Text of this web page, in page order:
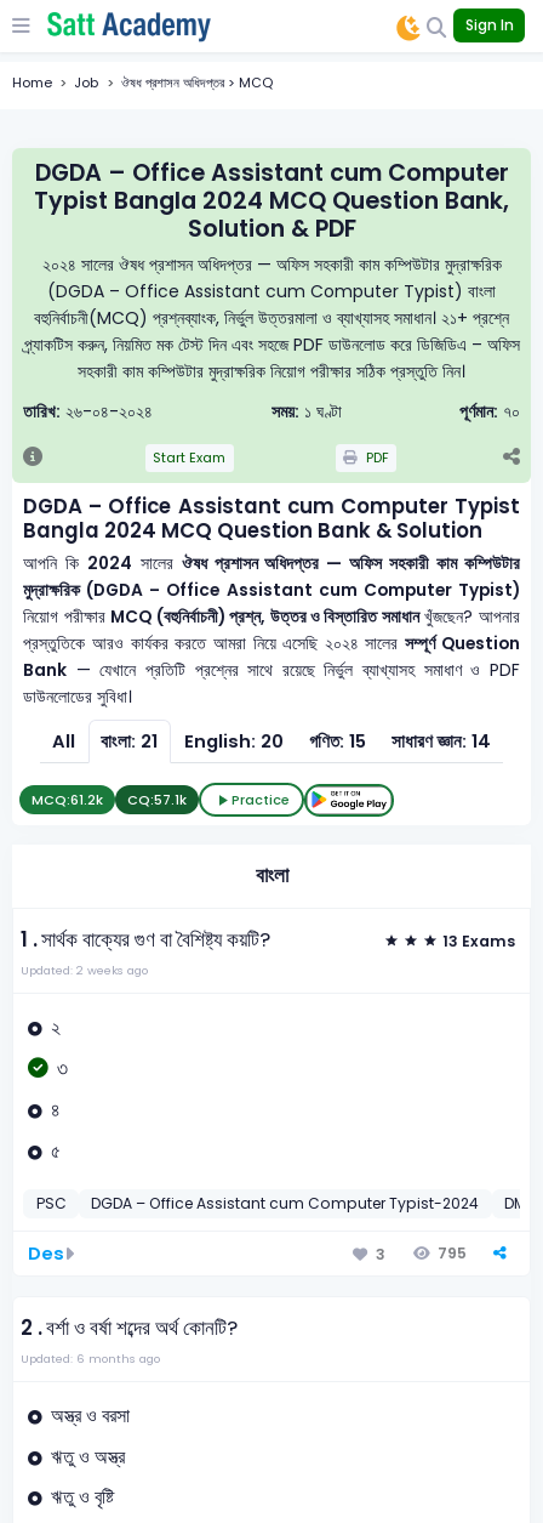
Sign In
Home Job ঔষধ প্রশাসন অধিদপ্তর > MCQ
DGDA – Office Assistant cum Computer
Typist Bangla 2024 MCQ Question Bank,
Solution & PDF
২০২৪ সালের ঔষধ প্রশাসন অধিদপ্তর — অফিস সহকারী কাম কম্পিউটার মুদ্রাক্ষরিক
(DGDA – Office Assistant cum Computer Typist) বাংলা
বহুনির্বাচনী(MCQ) প্রশ্নব্যাংক, নির্ভুল উত্তরমালা ও ব্যাখ্যাসহ সমাধান। ২১+ প্রশ্নে
প্র্যাকটিস করুন, নিয়মিত মক টেস্ট দিন এবং সহজে PDF ডাউনলোড করে ডিজিডিএ – অফিস
সহকারী কাম কম্পিউটার মুদ্রাক্ষরিক নিয়োগ পরীক্ষার সঠিক প্রস্তুতি নিন।
তারিখ: ২৬-০৪-২০২৪ সময়: ১ ঘণ্টা পূর্ণমান: ৭০
Start Exam PDF
DGDA – Office Assistant cum Computer Typist
Bangla 2024 MCQ Question Bank & Solution
আপনি কি 2024 সালের ঔষধ প্রশাসন অধিদপ্তর — অফিস সহকারী কাম কম্পিউটার
মুদ্রাক্ষরিক (DGDA – Office Assistant cum Computer Typist)
নিয়োগ পরীক্ষার MCQ (বহুনির্বাচনী) প্রশ্ন, উত্তর ও বিস্তারিত সমাধানখুঁজছেন? আপনার
প্রস্তুতিকে আরও কার্যকর করতে আমরা নিয়ে এসেছি ২০২৪ সালেরসম্পূর্ণ Question
Bank — যেখানে প্রতিটি প্রশ্নের সাথে রয়েছে নির্ভুল ব্যাখ্যাসহ সমাধাণ ও PDF
ডাউনলোডের সুবিধা।
All বাংলা: 21 English: 20 গণিত: 15 সাধারণ জ্ঞান: 14
MCQ:61.2k CQ:57.1k Practice
বাংলা
1 .সার্থক বাক্যের গুণ বা বৈশিষ্ট্য কয়টি? 13 Exams
Updated: 2 weeks ago
২
৩
৪
৫
PSC DGDA – Office Assistant cum Computer Typist-2024
Des 3 795
2 .বর্শা ও বর্ষা শব্দের অর্থ কোনটি?
Updated: 6 months ago
অস্ত্র ও বরসা
ঋতু ও অস্ত্র
ঋতু ও বৃষ্টি